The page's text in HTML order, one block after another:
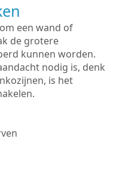
een wand of
de grotere
kunnen worden.
nodig is, denk
is het